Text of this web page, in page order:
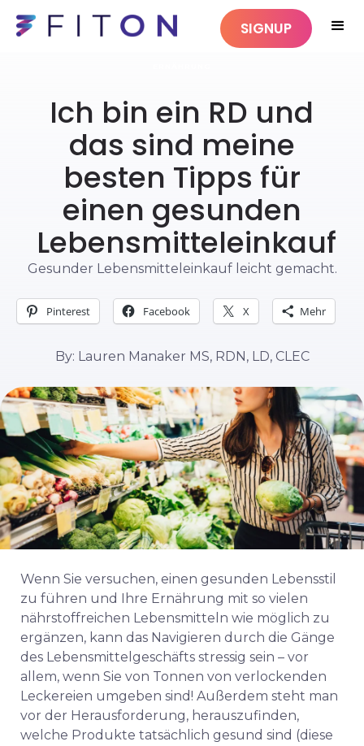
SIGNUP
Ich bin ein RD und
das sind meine
besten Tipps für
einen gesunden
Lebensmitteleinkauf
Gesunder Lebensmitteleinkauf leicht gemacht.
Pinterest Facebook X Mehr
By: Lauren Manaker MS, RDN, LD, CLEC
Wenn Sie versuchen, einen gesunden Lebensstil
zu führen und Ihre Ernährung mit so vielen
nährstoffreichen Lebensmitteln wie möglich zu
ergänzen, kann das Navigieren durch die Gänge
des Lebensmittelgeschäfts stressig sein – vor
allem, wenn Sie von Tonnen von verlockenden
Leckereien umgeben sind! Außerdem steht man
vor der Herausforderung, herauszufinden,
welche Produkte tatsächlich gesund sind (diese